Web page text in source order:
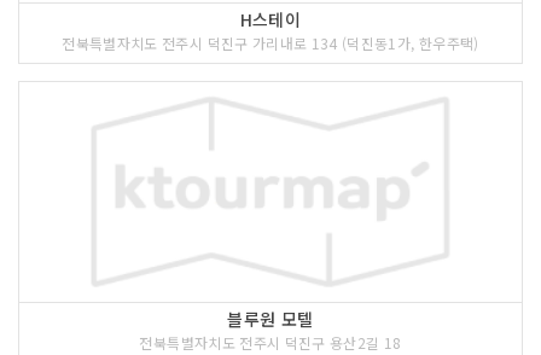
H스테이
전북특별자치도 전주시 덕진구 가리내로 134 (덕진동1가, 한우주택)
블루원 모텔
전북특별자치도 전주시 덕진구 용산2길 18